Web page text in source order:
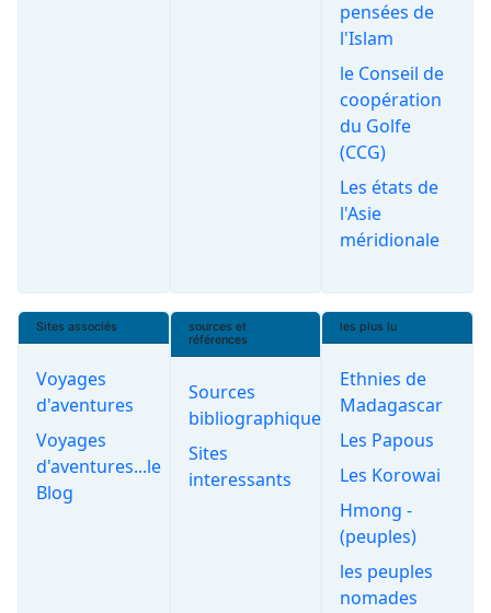
pensées de
l'Islam
le Conseil de
coopération
du Golfe
(CCG)
Les états de
l'Asie
méridionale
Sites associés
Voyages
d'aventures
Voyages
d'aventures...le
Blog
sources et
références
Sources
bibliographiques
Sites
interessants
les plus lu
Ethnies de
Madagascar
Les Papous
Les Korowai
Hmong -
(peuples)
les peuples
nomades